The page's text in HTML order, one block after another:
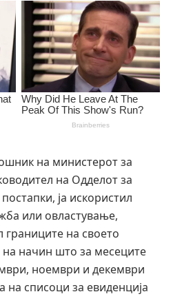
на министерот за
на Одделот за
ја искористил
или овластување,
на своето
начин што за месеците
ноември и декември
на списоци за евиденција